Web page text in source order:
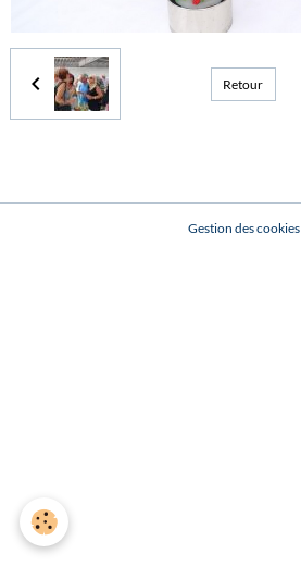
Retour
Gestion des cookies